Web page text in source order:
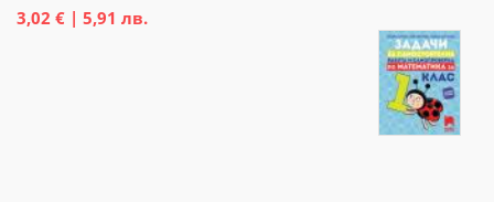
3,02 € | 5,91 лв.